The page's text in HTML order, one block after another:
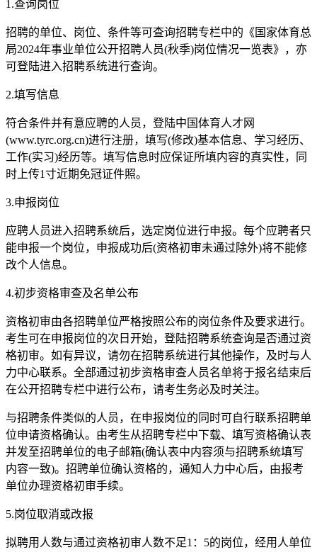
1.查询岗位
招聘的单位、岗位、条件等可查询招聘专栏中的《国家体育总
局2024年事业单位公开招聘人员(秋季)岗位情况一览表》，亦
可登陆进入招聘系统进行查询。
2.填写信息
符合条件并有意应聘的人员，登陆中国体育人才网
(www.tyrc.org.cn)进行注册，填写(修改)基本信息、学习经历、
工作(实习)经历等。填写信息时应保证所填内容的真实性，同
时上传1寸近期免冠证件照。
3.申报岗位
应聘人员进入招聘系统后，选定岗位进行申报。每个应聘者只
能申报一个岗位，申报成功后(资格初审未通过除外)将不能修
改个人信息。
4.初步资格审查及名单公布
资格初审由各招聘单位严格按照公布的岗位条件及要求进行。
考生可在申报岗位的次日开始，登陆招聘系统查询是否通过资
格初审。如有异议，请勿在招聘系统进行其他操作，及时与人
力中心联系。全部通过初步资格审查人员名单将于报名结束后
在公开招聘专栏中进行公布，请考生务必及时关注。
与招聘条件类似的人员，在申报岗位的同时可自行联系招聘单
位申请资格确认。由考生从招聘专栏中下载、填写资格确认表
并发至招聘单位的电子邮箱(确认表中内容须与招聘系统填写
内容一致)。招聘单位确认资格的，通知人力中心后，由报考
单位办理资格初审手续。
5.岗位取消或改报
拟聘用人数与通过资格初审人数不足1：5的岗位，经用人单位